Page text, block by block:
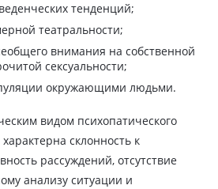
тенденций;
театральности;
внимания на собственной
сексуальности;
окружающими людьми.
видом психопатического
склонность к
рассуждений, отсутствие
анализу ситуации и